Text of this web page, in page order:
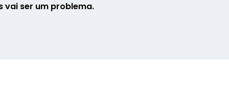
vai ser um problema.